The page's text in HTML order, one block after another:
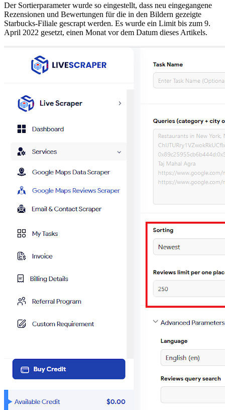
Der Sortierparameter wurde so eingestellt, dass neu eingegangene
Rezensionen und Bewertungen für die in den Bildern gezeigte
Starbucks-Filiale gescrapt werden. Es wurde ein Limit bis zum 9.
April 2022 gesetzt, einen Monat vor dem Datum dieses Artikels.